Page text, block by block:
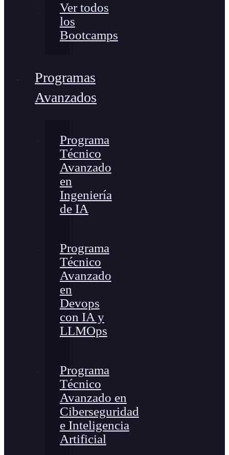
Ver todos
los
Bootcamps
Programas
Avanzados
Programa
Técnico
Avanzado
en
Ingeniería
de IA
Programa
Técnico
Avanzado
en
Devops
con IA y
LLMOps
Programa
Técnico
Avanzado en
Ciberseguridad
e Inteligencia
Artificial